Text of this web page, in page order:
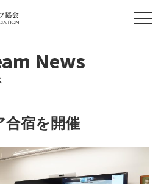
News
合宿を開催